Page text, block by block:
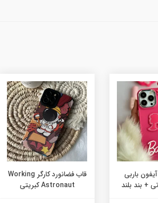
باربی
+ بند بلند
قاب فضانورد کارگر Working
Astronaut کبریتی